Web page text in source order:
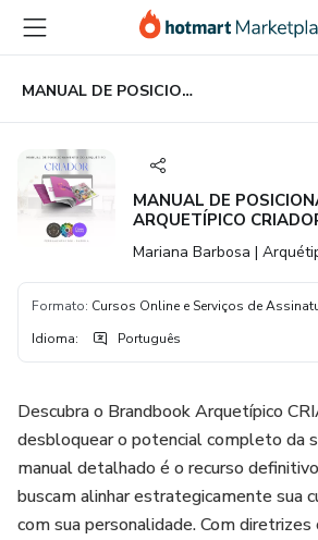
para
conteúdo
principal
para
pagamento
para
rodapé
MANUAL DE POSICIONAMENTO DO ARQUETÍPICO CRIADOR
MANUAL DE
ARQUETÍPICO
Mariana Barbosa |
Formato: Cursos Online e Serviços de
Idioma: Português
Descubra o Brandbook Arquetípico
desbloquear o potencial completo da
manual detalhado é o recurso
buscam alinhar estrategicamente sua
com sua personalidade. Com diretrizes